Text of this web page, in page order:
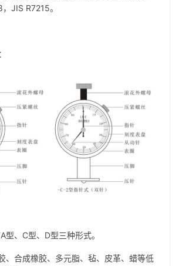
JIS R7215。
型、C型、D型三种形式。
、合成橡胶、多元脂、毡、皮革、蜡等低